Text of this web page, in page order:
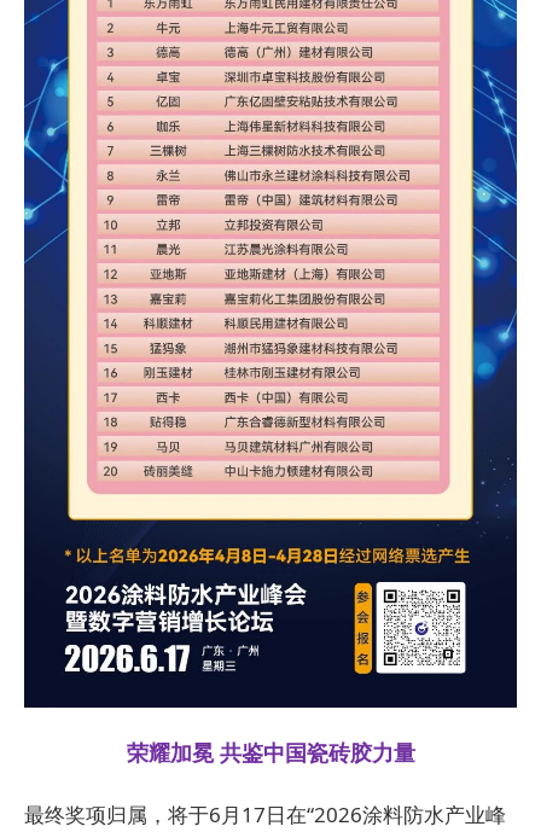
荣耀加冕 共鉴中国瓷砖胶力量
最终奖项归属，将于6月17日在“2026涂料防水产业峰